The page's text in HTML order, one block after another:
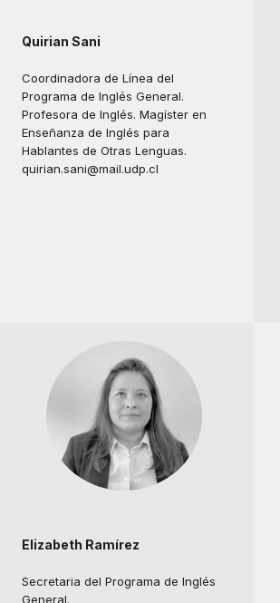
Quirian Sani
Coordinadora de Línea del
Programa de Inglés General.
Profesora de Inglés. Magíster en
Enseñanza de Inglés para
Hablantes de Otras Lenguas.
quirian.sani@mail.udp.cl
Elizabeth Ramírez
Secretaria del Programa de Inglés
General.